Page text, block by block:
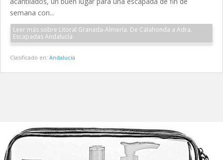
semana con...
Leer más sobre Litoral Granada-Almería. De Calahonda a Adra.
Escapadas Andalucía
Clasificado en: Andalucía